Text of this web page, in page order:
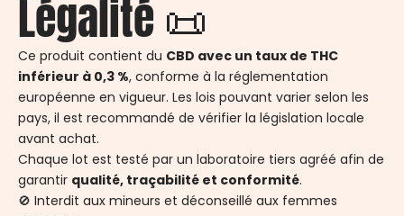
Légalité 📜
Ce produit contient du CBD avec un taux de THC
inférieur à 0,3 %, conforme à la réglementation
européenne en vigueur. Les lois pouvant varier selon les
pays, il est recommandé de vérifier la législation locale
avant achat.
Chaque lot est testé par un laboratoire tiers agréé afin de
garantir qualité, traçabilité et conformité.
🚫 Interdit aux mineurs et déconseillé aux femmes